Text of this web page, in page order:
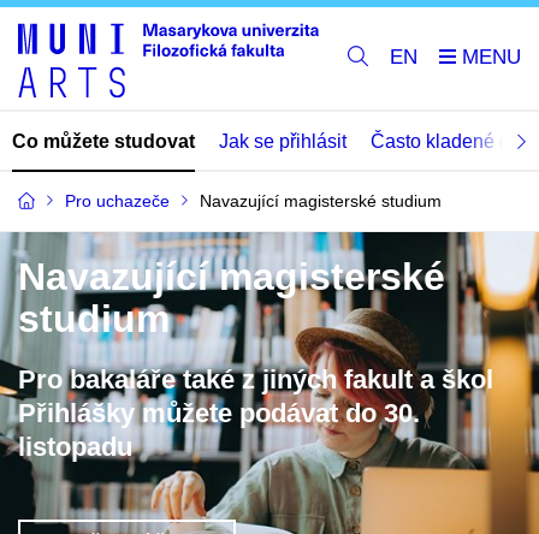
EN
Co můžete studovat Jak se přihlásit Často kladené
Pro uchazeče Navazující magisterské studium
Navazující magisterské
studium
Pro bakaláře také z jiných fakult a škol
Přihlášky můžete podávat do 30.
listopadu